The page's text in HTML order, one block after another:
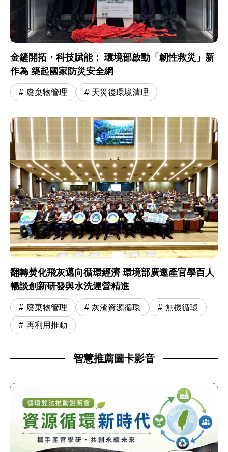
金鏟開拓・科技賦能： 環境部啟動「韌性救災」新
作為 築起國家防災安全網
廢棄物管理 天災後環境清理
翻轉焚化飛灰邁向循環經濟 環境部廣邀產官學百人
暢談創新研發與水洗運營精進
廢棄物管理 灰渣資源循環 無機循環
再利用推動
智慧推薦圖卡影音